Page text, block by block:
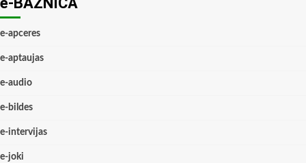
e-apceres
e-aptaujas
e-audio
e-bildes
e-intervijas
e-joki